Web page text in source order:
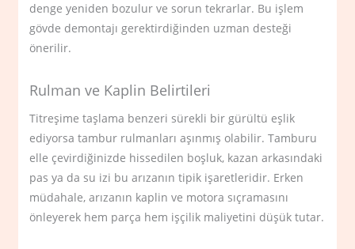
denge yeniden bozulur ve sorun tekrarlar. Bu işlem
gövde demontajı gerektirdiğinden uzman desteği
önerilir.
Rulman ve Kaplin Belirtileri
Titreşime taşlama benzeri sürekli bir gürültü eşlik
ediyorsa tambur rulmanları aşınmış olabilir. Tamburu
elle çevirdiğinizde hissedilen boşluk, kazan arkasındaki
pas ya da su izi bu arızanın tipik işaretleridir. Erken
müdahale, arızanın kaplin ve motora sıçramasını
önleyerek hem parça hem işçilik maliyetini düşük tutar.